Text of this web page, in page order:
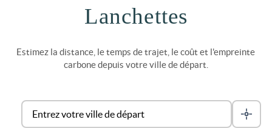
Lanchettes
Estimez la distance, le temps de trajet, le coût et l'empreinte
carbone depuis votre ville de départ.